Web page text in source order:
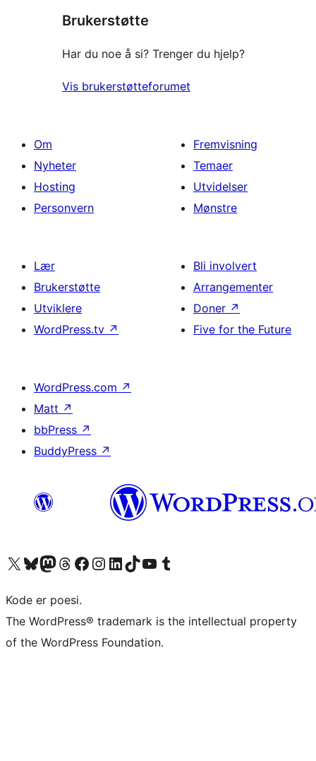
Brukerstøtte
Har du noe å si? Trenger du hjelp?
Vis brukerstøtteforumet
Om
Nyheter
Hosting
Personvern
Fremvisning
Temaer
Utvidelser
Mønstre
Lær
Brukerstøtte
Utviklere
WordPress.tv ↗
Bli involvert
Arrangementer
Doner ↗
Five for the Future
WordPress.com ↗
Matt ↗
bbPress ↗
BuddyPress ↗
Besøk vår konto på X Visit our Bluesky account
Besøk vår Mastodon-konto
Visit our Threads account
Besøk vår Facebook-sideBesøk vår Instagram-konto
Besøk vår LinkedIn-konto
Visit our TikTok account
Visit our YouTube channel
Visit our Tumblr account
Kode er poesi.
The WordPress® trademark is the intellectual property
of the WordPress Foundation.